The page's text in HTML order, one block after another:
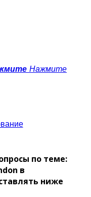
Нажмите
по теме:
в
ниже